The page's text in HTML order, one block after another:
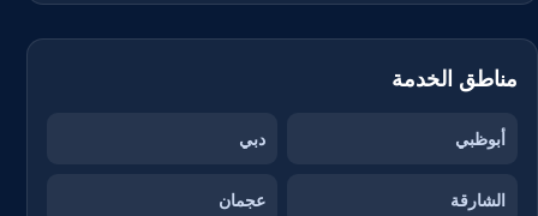
مناطق الخدمة
أبوظبي دبي
الشارقة عجمان